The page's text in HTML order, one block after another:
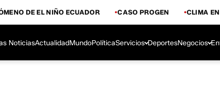
DE EL NIÑO ECUADOR CASO PROGEN CLIMA
NoticiasActualidadMundoPolíticaServicios DeportesNegocios